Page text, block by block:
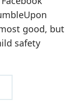
good, but
safety